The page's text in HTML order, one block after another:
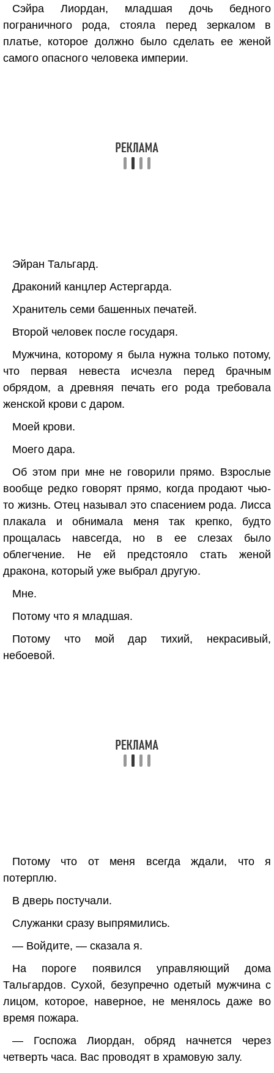
Сэйра Лиордан, младшая дочь бедного
пограничного рода, стояла перед зеркалом в
платье, которое должно было сделать ее женой
самого опасного человека империи.
Эйран Тальгард.
Драконий канцлер Астергарда.
Хранитель семи башенных печатей.
Второй человек после государя.
Мужчина, которому я была нужна только потому,
что первая невеста исчезла перед брачным
обрядом, а древняя печать его рода требовала
женской крови с даром.
Моей крови.
Моего дара.
Об этом при мне не говорили прямо. Взрослые
вообще редко говорят прямо, когда продают чью-
то жизнь. Отец называл это спасением рода. Лисса
плакала и обнимала меня так крепко, будто
прощалась навсегда, но в ее слезах было
облегчение. Не ей предстояло стать женой
дракона, который уже выбрал другую.
Мне.
Потому что я младшая.
Потому что мой дар тихий, некрасивый,
небоевой.
Потому что от меня всегда ждали, что я
потерплю.
В дверь постучали.
Служанки сразу выпрямились.
— Войдите, — сказала я.
На пороге появился управляющий дома
Тальгардов. Сухой, безупречно одетый мужчина с
лицом, которое, наверное, не менялось даже во
время пожара.
— Госпожа Лиордан, обряд начнется через
четверть часа. Вас проводят в храмовую залу.